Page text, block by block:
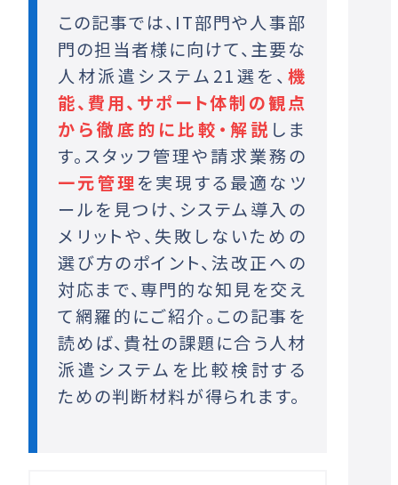
この記事では、IT部門や人事部
門の担当者様に向けて、主要な
人材派遣システム21選を、 機
能、費用、サポート体制の観点
から徹底的に比較・解説 しま
す。スタッフ管理や請求業務の
一元管理を実現する最適なツ
ールを見つけ、システム導入の
メリットや、失敗しないための
選び方のポイント、法改正への
対応まで、専門的な知見を交え
て網羅的にご紹介。この記事を
読めば、貴社の課題に合う人材
派遣システムを比較検討する
ための判断材料が得られます。